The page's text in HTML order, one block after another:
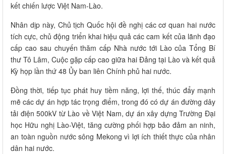
kết chiến lược Việt Nam-Lào.
Nhân dịp này, Chủ tịch Quốc hội đề nghị các cơ quan hai nước
tích cực, chủ động triển khai hiệu quả các cam kết của lãnh đạo
cấp cao sau chuyến thăm cấp Nhà nước tới Lào của Tổng Bí
thư Tô Lâm, Cuộc gặp cấp cao giữa hai Đảng tại Lào và kết quả
Kỳ họp lần thứ 48 Ủy ban liên Chính phủ hai nước.
Đồng thời, tiếp tục phát huy tiềm năng, lợi thế, thúc đẩy mạnh
mẽ các dự án hợp tác trọng điểm, trong đó có dự án đường dây
tải điện 500kV từ Lào về Việt Nam, dự án xây dựng Trường Đại
học Hữu nghị Lào-Việt, tăng cường phối hợp bảo đảm an ninh,
an toàn nguồn nước sông Mekong vì lợi ích thiết thực của nhân
dân hai nước.